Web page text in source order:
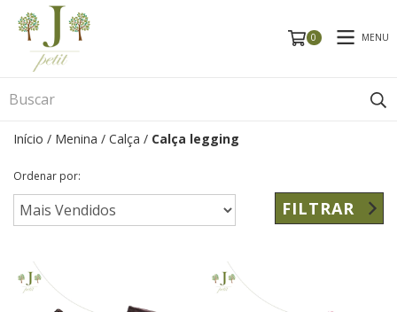
0 MENU
Início / Menina / Calça / Calça legging
Ordenar por:
FILTRAR